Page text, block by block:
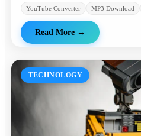
YouTube Converter MP3 Download
Read More →
TECHNOLOGY